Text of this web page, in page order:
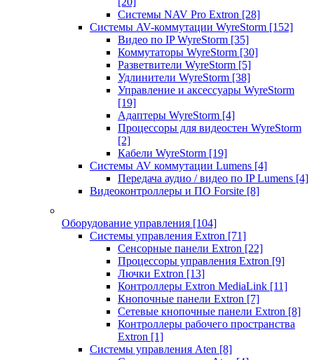
Системы NAV Pro Extron [28]
Системы AV-коммутации WyreStorm [152]
Видео по IP WyreStorm [35]
Коммутаторы WyreStorm [30]
Разветвители WyreStorm [5]
Удлинители WyreStorm [38]
Управление и аксессуары WyreStorm
[19]
Адаптеры WyreStorm [4]
Процессоры для видеостен WyreStorm
[2]
Кабели WyreStorm [19]
Системы AV коммутации Lumens [4]
Передача аудио / видео по IP Lumens [4]
Видеоконтроллеры и ПО Forsite [8]
Оборудование управления [104]
Системы управления Extron [71]
Сенсорные панели Extron [22]
Процессоры управления Extron [9]
Лючки Extron [13]
Контроллеры Extron MediaLink [11]
Кнопочные панели Extron [7]
Сетевые кнопочные панели Extron [8]
Контроллеры рабочего пространства
Extron [1]
Системы управления Aten [8]